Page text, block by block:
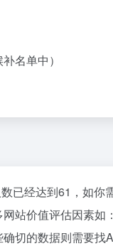
名单中）
已经达到61，如你
站价值评估因素
切的数据则需要找